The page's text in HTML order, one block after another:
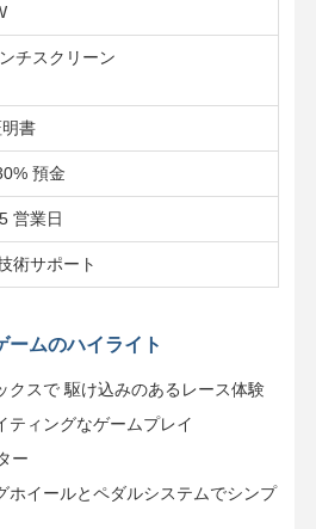
チスクリーン
書
預金
営業日
術サポート
ームのハイライト
クスで 駆け込みのあるレース体験
ティングなゲームプレイ
ー
ホイールとペダルシステムでシンプ